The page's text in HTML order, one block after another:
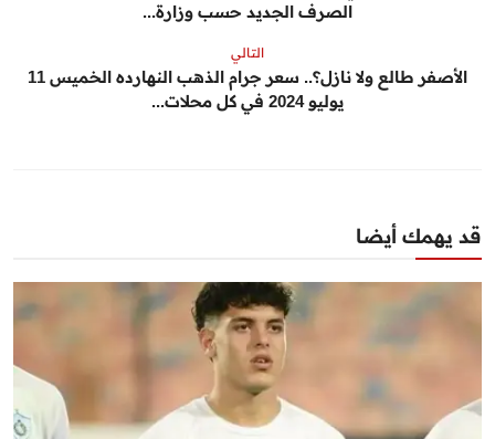
الصرف الجديد حسب وزارة...
التالي
الأصفر طالع ولا نازل؟.. سعر جرام الذهب النهارده الخميس 11
يوليو 2024 في كل محلات...
قد يهمك أيضا